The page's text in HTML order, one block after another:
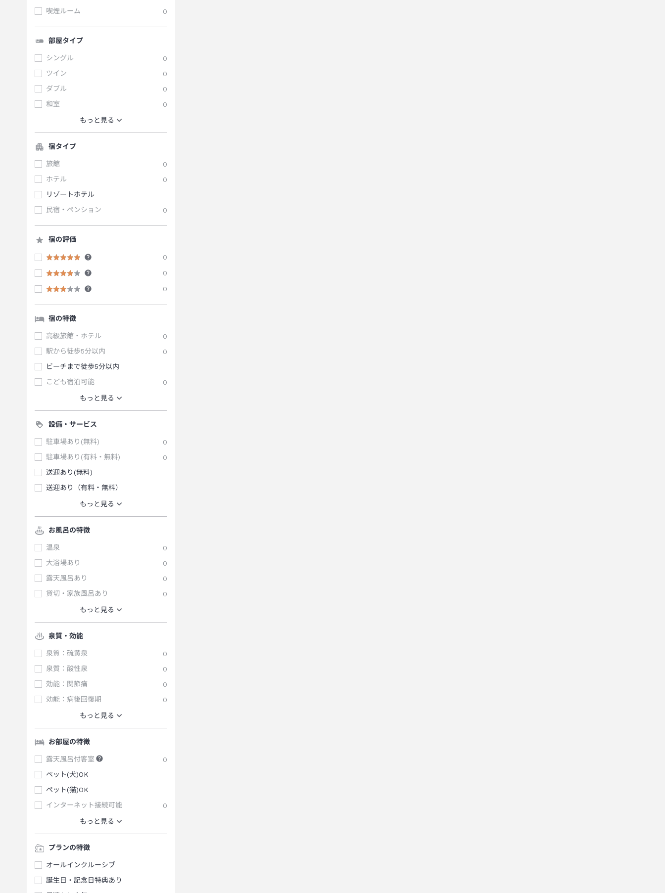
喫煙ルーム
0
部屋タイプ
シングル
0
ツイン
0
ダブル
0
和室
0
もっと見る
宿タイプ
旅館
0
ホテル
0
リゾートホテル
民宿・ペンション
0
宿の評価
0
0
0
宿の特徴
高級旅館・ホテル
0
駅から徒歩5分以内
0
ビーチまで徒歩5分以内
こども宿泊可能
0
もっと見る
設備・サービス
駐車場あり(無料)
0
駐車場あり(有料・無料)
0
送迎あり(無料)
送迎あり（有料・無料）
もっと見る
お風呂の特徴
温泉
0
大浴場あり
0
露天風呂あり
0
貸切・家族風呂あり
0
もっと見る
泉質・効能
泉質：硫黄泉
0
泉質：酸性泉
0
効能：関節痛
0
効能：病後回復期
0
もっと見る
お部屋の特徴
露天風呂付客室
0
ペット(犬)OK
ペット(猫)OK
インターネット接続可能
0
もっと見る
プランの特徴
オールインクルーシブ
誕生日・記念日特典あり